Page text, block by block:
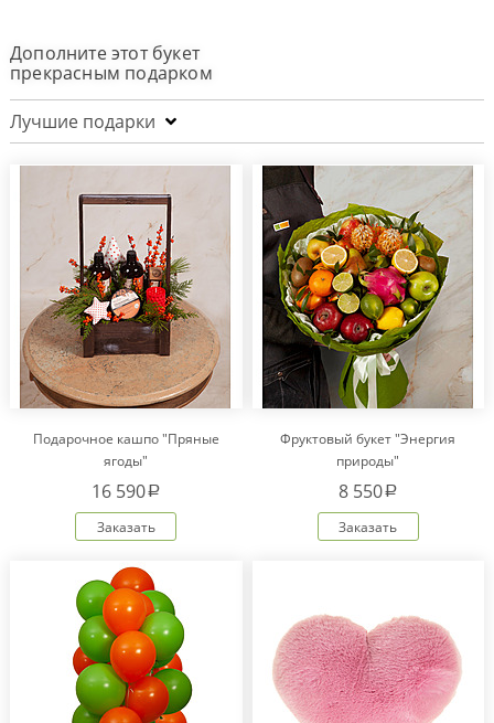
Дополните этот букет
прекрасным подарком
Лучшие подарки
Подарочное кашпо "Пряные
ягоды"
16 590a
Заказать
Фруктовый букет "Энергия
природы"
8 550a
Заказать